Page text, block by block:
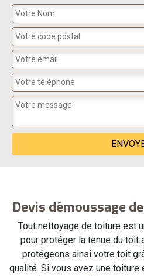
Devis démoussage
Tout nettoyage de toiture est
pour protéger la tenue du toit
protégeons ainsi votre toit
qualité. Si vous avez une toiture